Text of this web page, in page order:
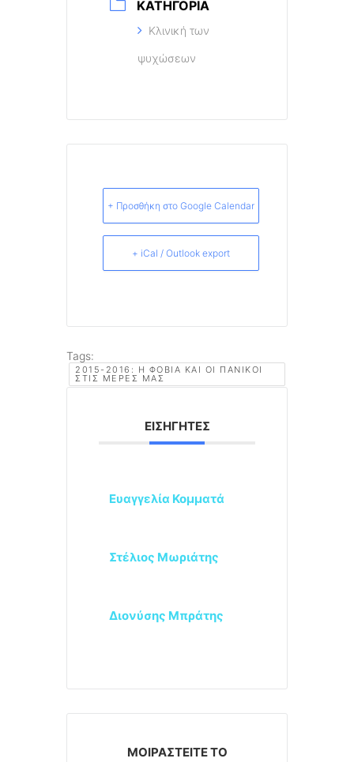
ΚΑΤΗΓΟΡΊΑ
Κλινική των
ψυχώσεων
+ Προσθήκη στο Google Calendar
+ iCal / Outlook export
Tags:
2015-2016: Η ΦΟΒΊΑ ΚΑΙ ΟΙ ΠΑΝΙΚΟΊ
ΣΤΙΣ ΜΈΡΕΣ ΜΑΣ
ΕΙΣΗΓΗΤΈΣ
Ευαγγελία Κομματά
Στέλιος Μωριάτης
Διονύσης Μπράτης
ΜΟΙΡΑΣΤΕΊΤΕ ΤΟ